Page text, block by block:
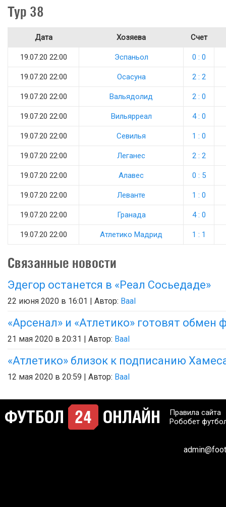
Тур 38
Дата Хозяева Счет
19.07.20 22:00 Эспаньол 0 : 0
19.07.20 22:00 Осасуна 2 : 2
19.07.20 22:00 Вальядолид 2 : 0
19.07.20 22:00 Вильярреал 4 : 0
19.07.20 22:00 Севилья 1 : 0
19.07.20 22:00 Леганес 2 : 2
19.07.20 22:00 Алавес 0 : 5
19.07.20 22:00 Леванте 1 : 0
19.07.20 22:00 Гранада 4 : 0
19.07.20 22:00 Атлетико Мадрид 1 : 1
Связанные новости
Эдегор останется в «Реал Сосьедаде»
22 июня 2020 в 16:01 | Автор: Baal
«Арсенал» и «Атлетико» готовят обмен
21 мая 2020 в 20:31 | Автор: Baal
«Атлетико» близок к подписанию
12 мая 2020 в 20:59 | Автор: Baal
Правила сайта
Робобет